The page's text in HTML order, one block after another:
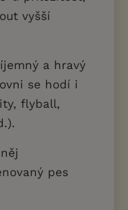
vyšší
a hravý
se hodí i
flyball,
pes